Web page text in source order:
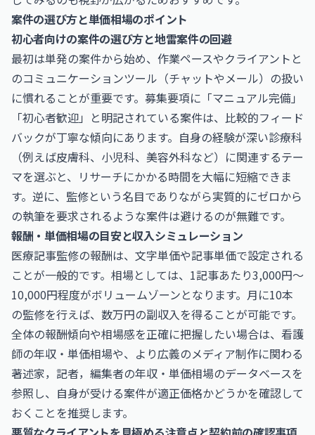
案件の選び方と単価相場のポイント
初心者向けの案件の選び方と地雷案件の回避
最初は単発の案件から始め、作業ペースやクライアントと
のコミュニケーションツール（チャットやメール）の扱い
に慣れることが重要です。募集要項に「マニュアル完備」
「初心者歓迎」と明記されている案件は、比較的フィード
バックが丁寧な傾向にあります。自身の経験が深い診療科
（例えば皮膚科、小児科、美容外科など）に関連するテー
マを選ぶと、リサーチにかかる時間を大幅に短縮できま
す。逆に、監修という名目でありながら実質的にゼロから
の執筆を要求されるような案件は避けるのが無難です。
報酬・単価相場の目安と収入シミュレーション
医療記事監修の報酬は、文字単価や記事単価で設定される
ことが一般的です。相場としては、1記事あたり3,000円〜
10,000円程度がボリュームゾーンとなります。月に10本
の監修を行えば、数万円の副収入を得ることが可能です。
全体の報酬傾向や相場感を正確に把握したい場合は、 看護
師の年収・単価相場や、より広義のメディア制作に関わる
著述家，記者，編集者の年収・単価相場のデータベースを
参照し、自身が受ける案件が適正価格かどうかを確認して
おくことを推奨します。